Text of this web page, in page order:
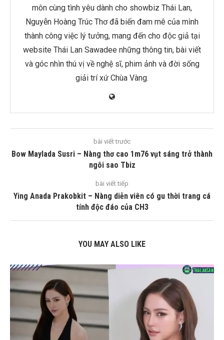
môn cùng tình yêu dành cho showbiz Thái Lan,
Nguyễn Hoàng Trúc Thơ đã biến đam mê của mình
thành công việc lý tưởng, mang đến cho độc giả tại
website Thái Lan Sawadee những thông tin, bài viết
và góc nhìn thú vị về nghệ sĩ, phim ảnh và đời sống
giải trí xứ Chùa Vàng.
bài viết trước
Bow Maylada Susri – Nàng thơ cao 1m76 vụt sáng trở thành
ngôi sao Tbiz
bài viết tiếp
Ying Anada Prakobkit – Nàng diễn viên có gu thời trang cá
tính độc đáo của CH3
YOU MAY ALSO LIKE